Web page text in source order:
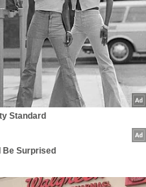
Standard
Be Surprised